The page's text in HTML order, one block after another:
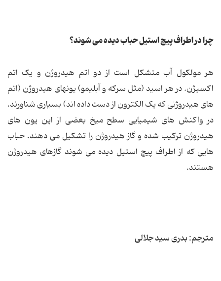
چرا در اطراف پیچ استیل حباب دیده می شوند؟
هر مولکول آب متشکل است از دو اتم هیدروژن و یک اتم
اکسیژن. در هر اسید (مثل سرکه و آبلیمو) یونهای هیدروژن (اتم
های هیدروژنی که یک الکترون از دست داده اند) بسیاری شناورند.
در واکنش های شیمیایی سطح میخ بعضی از این یون های
هیدروژن ترکیب شده و گاز هیدروژن را تشکیل می دهند. حباب
هایی که از اطراف پیچ استیل دیده می شوند گازهای هیدروژن
هستند.
مترجم: بدری سید جلالی